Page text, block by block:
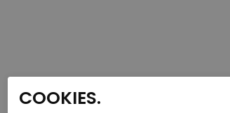
COOKIES.